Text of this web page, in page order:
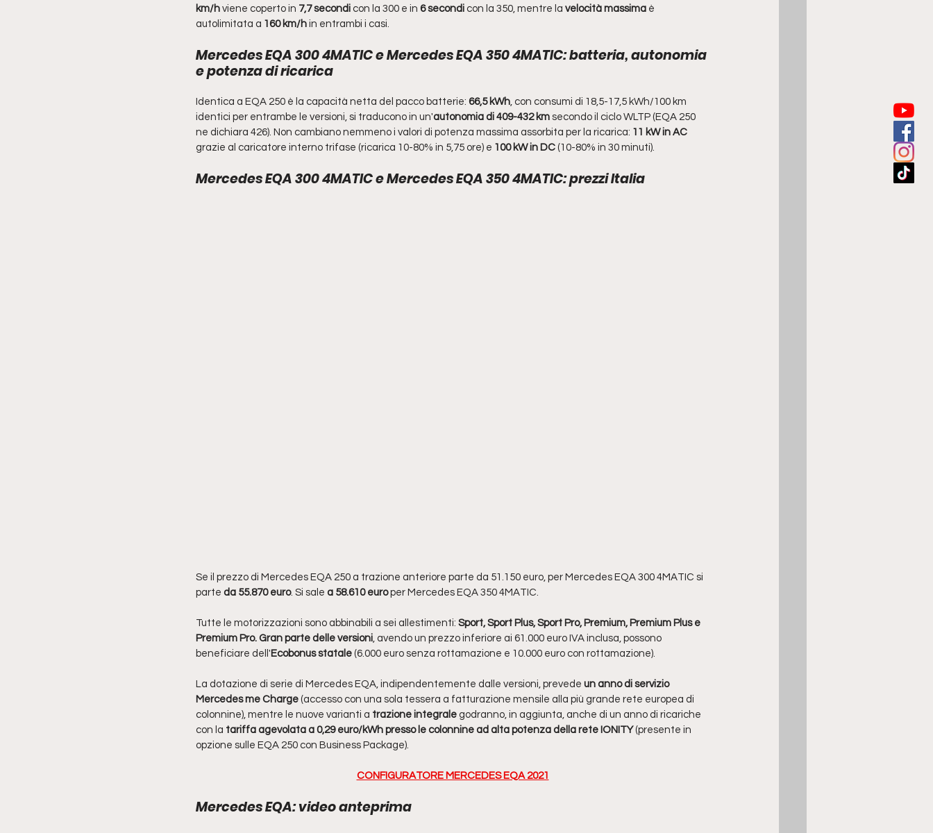
km/h viene coperto in 7,7 secondi con la 300 e in 6 secondi con la 350, mentre la velocità massima è
autolimitata a 160 km/h in entrambi i casi.
Mercedes EQA 300 4MATIC e Mercedes EQA 350 4MATIC: batteria, autonomia
e potenza di ricarica
Identica a EQA 250 è la capacità netta del pacco batterie: 66,5 kWh, con consumi di 18,5-17,5 kWh/100 km
identici per entrambe le versioni, si traducono in un'autonomia di 409-432 km secondo il ciclo WLTP (EQA 250
ne dichiara 426). Non cambiano nemmeno i valori di potenza massima assorbita per la ricarica: 11 kW in AC
grazie al caricatore interno trifase (ricarica 10-80% in 5,75 ore) e 100 kW in DC (10-80% in 30 minuti).
Mercedes EQA 300 4MATIC e Mercedes EQA 350 4MATIC: prezzi Italia
Se il prezzo di Mercedes EQA 250 a trazione anteriore parte da 51.150 euro, per Mercedes EQA 300 4MATIC si
parte da 55.870 euro. Si sale a 58.610 euro per Mercedes EQA 350 4MATIC.
Tutte le motorizzazioni sono abbinabili a sei allestimenti: Sport, Sport Plus, Sport Pro, Premium, Premium Plus e
Premium Pro. Gran parte delle versioni , avendo un prezzo inferiore ai 61.000 euro IVA inclusa, possono
beneficiare dell'Ecobonus statale (6.000 euro senza rottamazione e 10.000 euro con rottamazione).
La dotazione di serie di Mercedes EQA, indipendentemente dalle versioni, prevede un anno di servizio
Mercedes me Charge (accesso con una sola tessera a fatturazione mensile alla più grande rete europea di
colonnine), mentre le nuove varianti a trazione integrale godranno, in aggiunta, anche di un anno di ricariche
con la tariffa agevolata a 0,29 euro/kWh presso le colonnine ad alta potenza della rete IONITY (presente in
opzione sulle EQA 250 con Business Package).
CONFIGURATORE MERCEDES EQA 2021
Mercedes EQA: video anteprima